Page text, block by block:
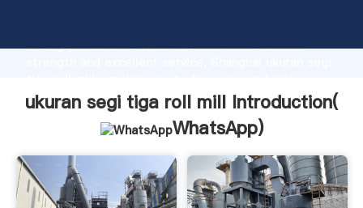
strong production capability, advanced research
values to all of customers.
ukuran segi tiga roll mill Introduction(
WhatsApp)